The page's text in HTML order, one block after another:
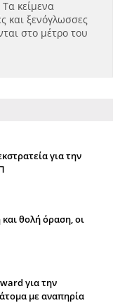
κείμενα
και ξενόγλωσσες
στο μέτρο του
για την
θολή όραση, οι
για την
με αναπηρία